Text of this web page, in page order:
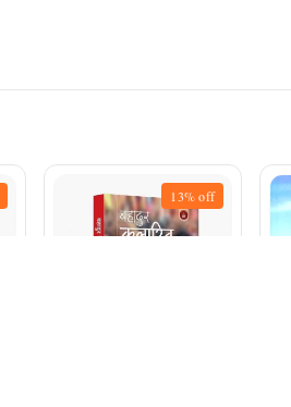
13%off